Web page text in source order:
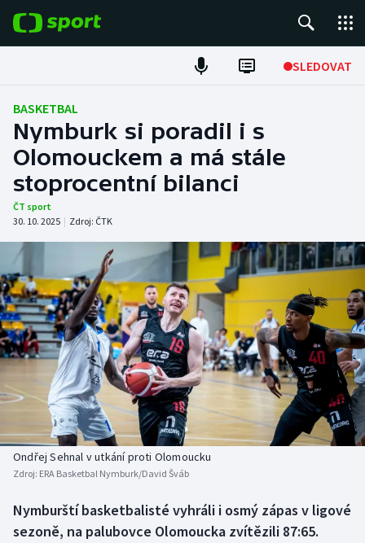
SLEDOVAT
Fotbal
Hokej
Tenis
Atletika
DALŠÍ SPORTY
Americký fotbal
Baseball a softbal
Basketbal
Biatlon
Box
NEPŘEHLÉDNĚTE
Soutěže
Historické návraty
Aplikace ČT sport
BASKETBAL
Nymburk si poradil i s
Olomouckem a má stále
stoprocentní bilanci
ČT sport
30. 10. 2025 | Zdroj: ČTK
Ondřej Sehnal v utkání proti Olomoucku
Zdroj: ERA Basketbal Nymburk/David Šváb
Nymburští basketbalisté vyhráli i osmý zápas v ligové
sezoně, na palubovce Olomoucka zvítězili 87:65.